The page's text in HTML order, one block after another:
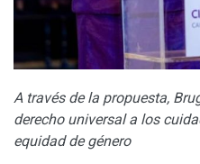
A través de la propuesta,
derecho universal a los
equidad de género